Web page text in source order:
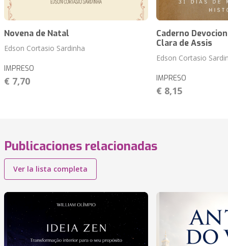
Novena de Natal
Edson Cortasio Sardinha
IMPRESO
€ 7,70
Caderno
Clara de Assis
Edson Cortasio
IMPRESO
€ 8,15
Publicaciones relacionadas
Ver la lista completa